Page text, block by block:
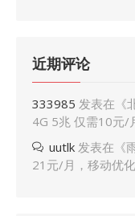
近期评论
333985 发表在《
4G 5兆 仅需10元/
uutlk 发表在《
21元/月，移动优